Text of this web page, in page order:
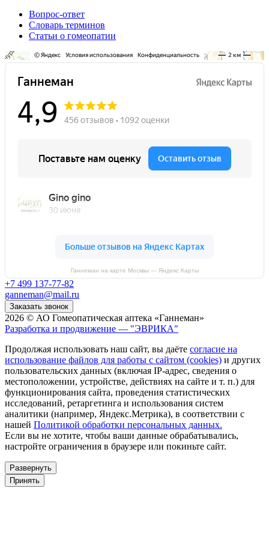
Вопрос-ответ
Словарь терминов
Статьи о гомеопатии
Ганнеман на карте Москвы — Яндекс Карты
+7 499 137-77-82
ganneman@mail.ru
Заказать звонок
2026 © АО Гомеопатическая аптека «Ганнеман»
Разработка и продвижение — "ЭВРИКА"
Продолжая использовать наш сайт, вы даёте согласие на
использование файлов для работы с сайтом (cookies) и других
пользовательских данных (включая IP-адрес, сведения о
местоположении, устройстве, действиях на сайте и т. п.) для
функционирования сайта, проведения статистических
исследований, ретаргетинга и использования систем
аналитики (например, Яндекс.Метрика), в соответствии с
нашей Политикой обработки персональных данных.
Если вы не хотите, чтобы ваши данные обрабатывались,
настройте ограничения в браузере или покиньте сайт.
Развернуть
Принять